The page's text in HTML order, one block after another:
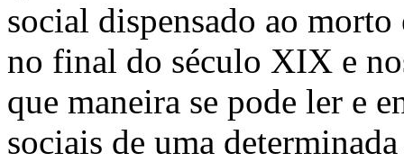
social dispensado ao
no final do século XIX e
que maneira se pode ler e
sociais de uma